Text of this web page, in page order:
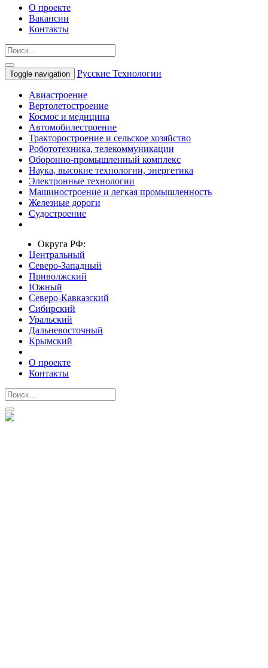
О проекте
Вакансии
Контакты
Toggle navigation Русские Технологии
Авиастроение
Вертолетостроение
Космос и медицина
Автомобилестроение
Тракторостроение и сельское хозяйство
Робототехника, телекоммуникации
Оборонно-промышленный комплекс
Наука, высокие технологии, энергетика
Электронные технологии
Машиностроение и легкая промышленность
Железные дороги
Судостроение
Округа РФ:
Центральный
Северо-Западный
Приволжский
Южный
Северо-Кавказский
Сибирский
Уральский
Дальневосточный
Крымский
О проекте
Контакты